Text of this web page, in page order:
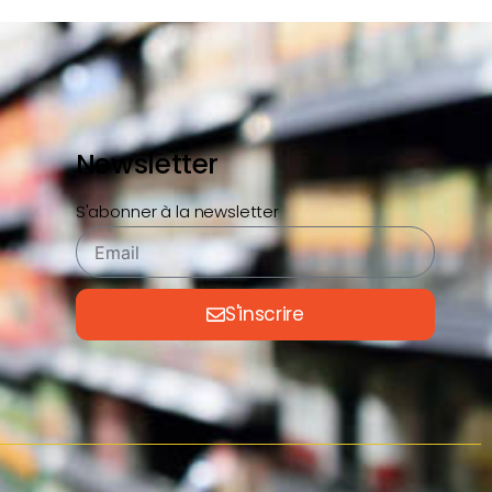
Newsletter
S'abonner à la newsletter
S'inscrire